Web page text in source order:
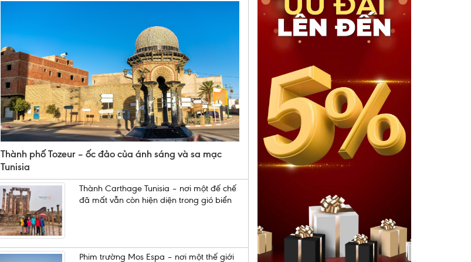
Thành phố Tozeur – ốc đảo của ánh sáng và sa mạc
Tunisia
Thành Carthage Tunisia – nơi một đế chế
đã mất vẫn còn hiện diện trong gió biển
Phim trường Mos Espa – nơi một thế giới